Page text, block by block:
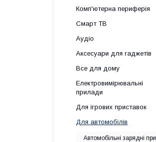
Комп'ютерна периферія
Смарт ТВ
Аудіо
Аксесуари для гаджетів
Все для дому
Електровимірювальні
прилади
Для ігрових приставок
Для автомобілів
Автомобільні зарядні